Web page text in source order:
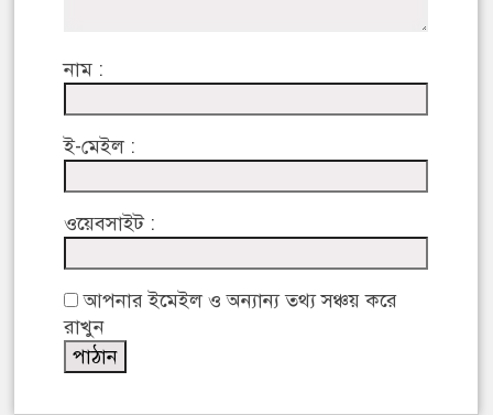
নাম :
ই-মেইল :
ওয়েবসাইট :
আপনার ইমেইল ও অন্যান্য তথ্য সঞ্চয় করে
রাখুন